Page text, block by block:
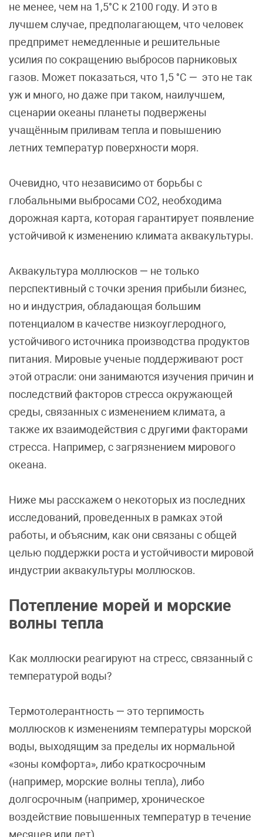
не менее, чем на 1,5°C к 2100 году. И это в
лучшем случае, предполагающем, что человек
предпримет немедленные и решительные
усилия по сокращению выбросов парниковых
газов. Может показаться, что 1,5 °C — это не так
уж и много, но даже при таком, наилучшем,
сценарии океаны планеты подвержены
учащённым приливам тепла и повышению
летних температур поверхности моря.
Очевидно, что независимо от борьбы с
глобальными выбросами CO2, необходима
дорожная карта, которая гарантирует появление
устойчивой к изменению климата аквакультуры.
Аквакультура моллюсков — не только
перспективный с точки зрения прибыли бизнес,
но и индустрия, обладающая большим
потенциалом в качестве низкоуглеродного,
устойчивого источника производства продуктов
питания. Мировые ученые поддерживают рост
этой отрасли: они занимаются изучения причин и
последствий факторов стресса окружающей
среды, связанных с изменением климата, а
также их взаимодействия с другими факторами
стресса. Например, с загрязнением мирового
океана.
Ниже мы расскажем о некоторых из последних
исследований, проведенных в рамках этой
работы, и объясним, как они связаны с общей
целью поддержки роста и устойчивости мировой
индустрии аквакультуры моллюсков.
Потепление морей и морские
волны тепла
Как моллюски реагируют на стресс, связанный с
температурой воды?
Термотолерантность — это терпимость
моллюсков к изменениям температуры морской
воды, выходящим за пределы их нормальной
«зоны комфорта», либо краткосрочным
(например, морские волны тепла), либо
долгосрочным (например, хроническое
воздействие повышенных температур в течение
месяцев или лет).